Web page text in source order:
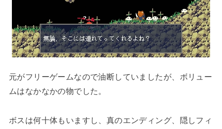
元がフリーゲームなので油断していましたが、ボリュー
ムはなかなかの物でした。
ボスは何十体もいますし、真のエンディング、隠しフィ